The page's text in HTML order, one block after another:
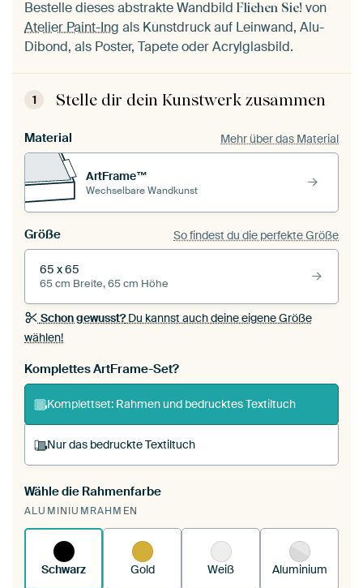
Bestelle dieses abstrakte Wandbild Fliehen Sie! von
Atelier Paint-Ing als Kunstdruck auf Leinwand, Alu-
Dibond, als Poster, Tapete oder Acrylglasbild.
1 Stelle dir dein Kunstwerk zusammen
Material Mehr über das Material
ArtFrame™
Wechselbare Wandkunst
Größe So findest du die perfekte Größe
65 x 65
65 cm Breite, 65 cm Höhe
Schon gewusst?Du kannst auch deine eigene Größe
wählen!
Komplettes ArtFrame-Set?
Komplettset: Rahmen und bedrucktes Textiltuch
Nur das bedruckte Textiltuch
Du spannst einen wechselbaren Textiltuch in
deinen vorhandenen ArtFrame™.
funktioniert es.
Wähle die Rahmenfarbe
ALUMINIUMRAHMEN
Schwarz Gold Weiß Aluminium